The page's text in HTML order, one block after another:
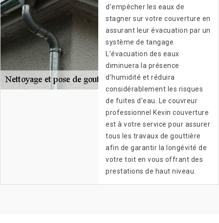
d’empêcher les eaux de
stagner sur votre couverture en
assurant leur évacuation par un
système de tangage.
L’évacuation des eaux
diminuera la présence
d’humidité et réduira
considérablement les risques
de fuites d’eau. Le couvreur
professionnel Kevin couverture
est à votre service pour assurer
tous les travaux de gouttière
afin de garantir la longévité de
votre toit en vous offrant des
prestations de haut niveau.